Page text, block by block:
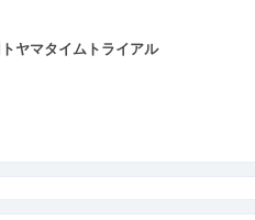
トヤマタイムトライアル